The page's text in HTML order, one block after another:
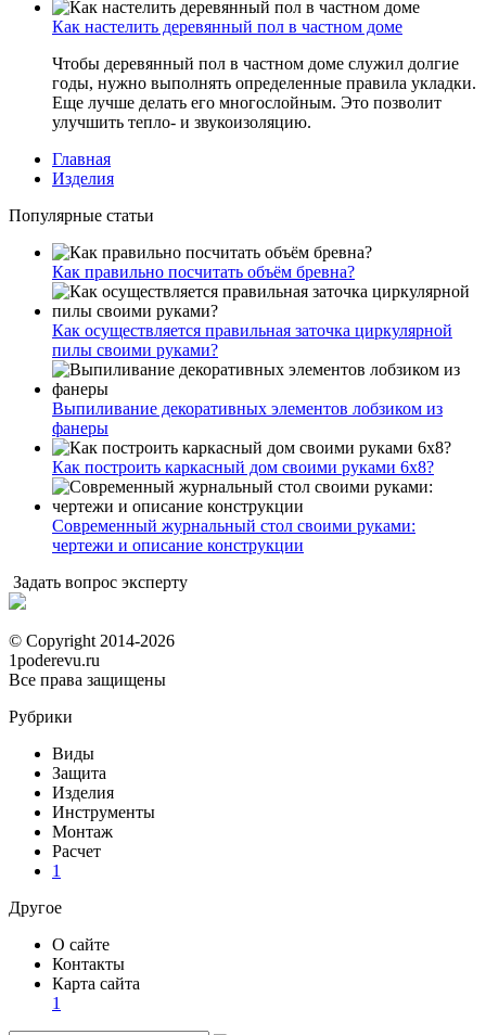
Как настелить деревянный пол в частном доме
Чтобы деревянный пол в частном доме служил долгие
годы, нужно выполнять определенные правила укладки.
Еще лучше делать его многослойным. Это позволит
улучшить тепло- и звукоизоляцию.
Главная
Изделия
Популярные статьи
Как правильно посчитать объём бревна?
Как осуществляется правильная заточка циркулярной
пилы своими руками?
Выпиливание декоративных элементов лобзиком из
фанеры
Как построить каркасный дом своими руками 6х8?
Современный журнальный стол своими руками:
чертежи и описание конструкции
Задать вопрос эксперту
© Copyright 2014-2026
1poderevu.ru
Все права защищены
Рубрики
Виды
Защита
Изделия
Инструменты
Монтаж
Расчет
1
Другое
О сайте
Контакты
Карта сайта
1